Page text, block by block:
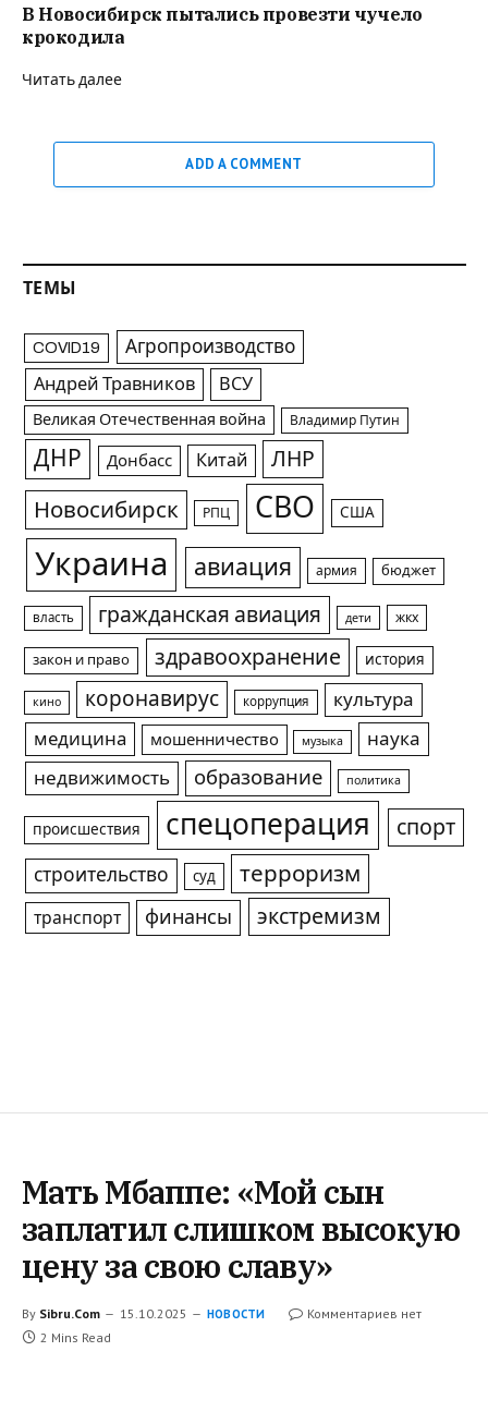
В Новосибирск пытались провезти чучело
крокодила
Читать далее
ADD A COMMENT
ТЕМЫ
COVID19 Агропроизводство
Андрей Травников ВСУ
Великая Отечественная война Владимир Путин
ДНР Донбасс Китай ЛНР
Новосибирск РПЦ СВО США
Украина авиация армия бюджет
власть гражданская авиация дети жкх
закон и право здравоохранение история
кино коронавирус коррупция
культура
медицина
мошенничество музыка
наука
недвижимость
образование политика
происшествия спецоперация спорт
строительство суд терроризм
транспорт финансы экстремизм
Мать Мбаппе: «Мой сын
заплатил слишком высокую
цену за свою славу»
By Sibru.Com 15.10.2025 НОВОСТИ
Комментариев нет
2 Mins Read